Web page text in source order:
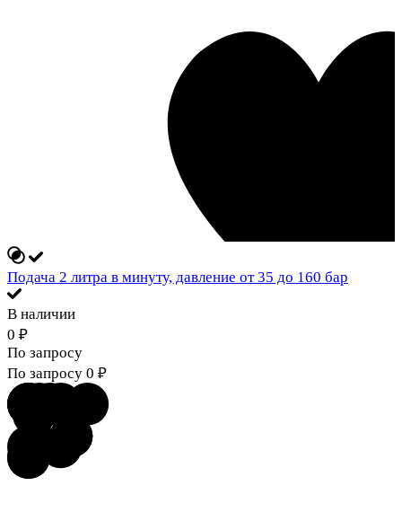
Подача 2 литра в минуту, давление от 35 до 160 бар
В наличии
0 ₽
По запросу
По запросу 0 ₽